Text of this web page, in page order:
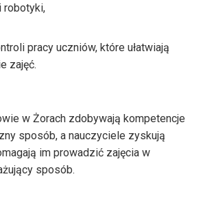
robotyki,
pracy uczniów, które ułatwiają
zajęć.
w Żorach zdobywają kompetencje
sposób, a nauczyciele zyskują
im prowadzić zajęcia w
sposób.